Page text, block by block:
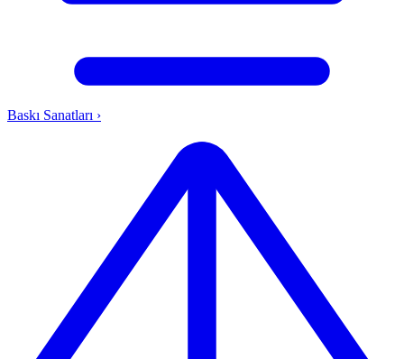
Baskı Sanatları ›